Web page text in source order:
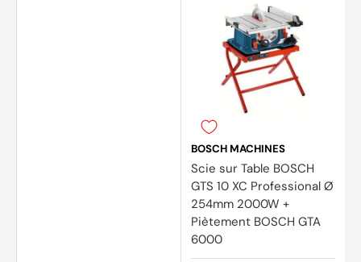
BOSCH MACHINES
Scie sur Table BOSCH
GTS 10 XC Professional Ø
254mm 2000W +
Piètement BOSCH GTA
6000